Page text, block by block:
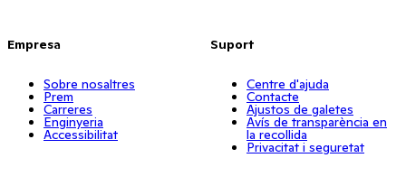
Empresa
Sobre nosaltres
Prem
Carreres
Enginyeria
Accessibilitat
Suport
Centre d'ajuda
Contacte
Ajustos de galetes
Avís de transparència en
la recollida
Privacitat i seguretat